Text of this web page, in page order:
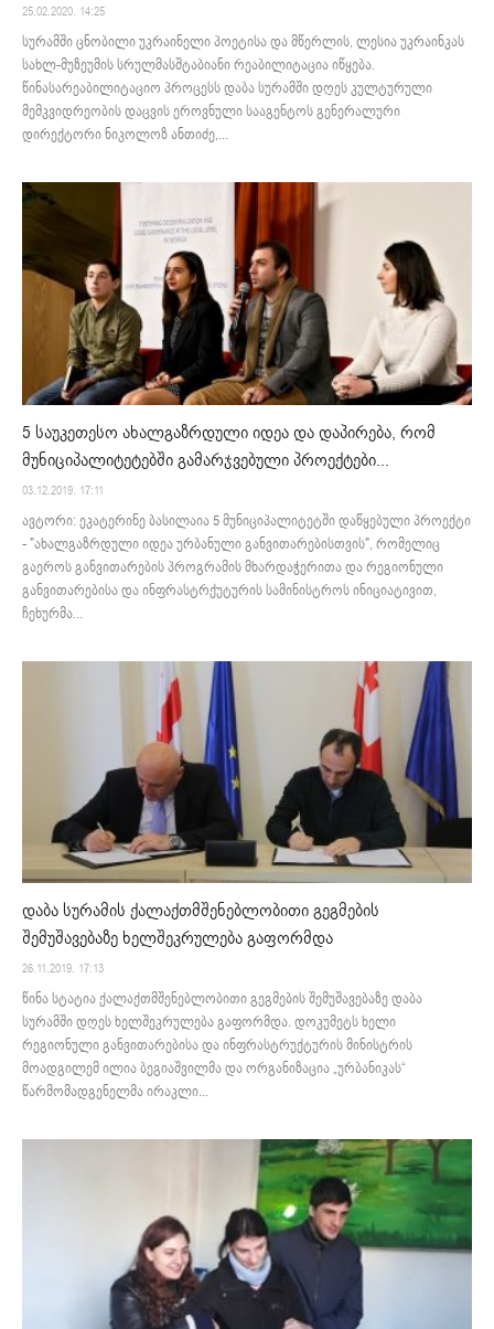
25.02.2020. 14:25
სურამში ცნობილი უკრაინელი პოეტისა და მწერლის, ლესია უკრაინკას
სახლ-მუზეუმის სრულმასშტაბიანი რეაბილიტაცია იწყება.
წინასარეაბილიტაციო პროცესს დაბა სურამში დღეს კულტურული
მემკვიდრეობის დაცვის ეროვნული სააგენტოს გენერალური
დირექტორი ნიკოლოზ ანთიძე,...
5 საუკეთესო ახალგაზრდული იდეა და დაპირება, რომ
მუნიციპალიტეტებში გამარჯვებული პროექტები...
03.12.2019. 17:11
ავტორი: ეკატერინე ბასილაია 5 მუნიციპალიტეტში დაწყებული პროექტი
- "ახალგაზრდული იდეა ურბანული განვითარებისთვის", რომელიც
გაეროს განვითარების პროგრამის მხარდაჭერითა და რეგიონული
განვითარებისა და ინფრასტრქუტურის სამინისტროს ინიციატივით,
ჩეხურმა...
დაბა სურამის ქალაქთმშენებლობითი გეგმების
შემუშავებაზე ხელშეკრულება გაფორმდა
26.11.2019. 17:13
წინა სტატია ქალაქთმშენებლობითი გეგმების შემუშავებაზე დაბა
სურამში დღეს ხელშეკრულება გაფორმდა. დოკუმეტს ხელი
რეგიონული განვითარებისა და ინფრასტრუქტურის მინისტრის
მოადგილემ ილია ბეგიაშვილმა და ორგანიზაცია „ურბანიკას“
წარმომადგენელმა ირაკლი...